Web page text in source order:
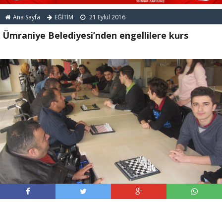
Ana Sayfa EĞİTİM 21 Eylül 2016
Ümraniye Belediyesi’nden engellilere kurs